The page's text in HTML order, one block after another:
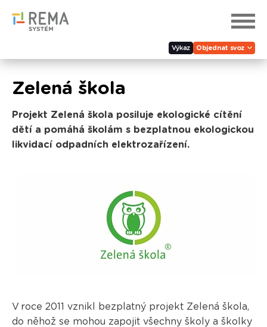
Výkaz Objednat svoz
Zelená škola
Projekt Zelená škola posiluje ekologické cítění
dětí a pomáhá školám s bezplatnou ekologickou
likvidací odpadních elektrozařízení.
V roce 2011 vznikl bezplatný projekt Zelená škola,
do něhož se mohou zapojit všechny školy a školky